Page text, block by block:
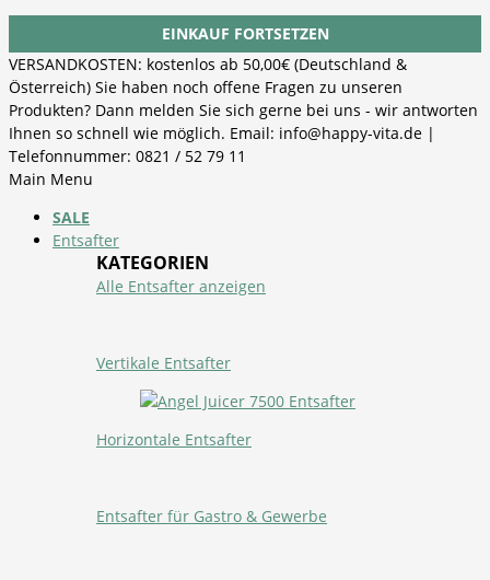
EINKAUF FORTSETZEN
VERSANDKOSTEN: kostenlos ab 50,00€ (Deutschland &
Österreich) Sie haben noch offene Fragen zu unseren
Produkten? Dann melden Sie sich gerne bei uns - wir antworten
Ihnen so schnell wie möglich. Email: info@happy-vita.de |
Telefonnummer: 0821 / 52 79 11
Main Menu
SALE
Entsafter
KATEGORIEN
Alle Entsafter anzeigen
Vertikale Entsafter
Horizontale Entsafter
Entsafter für Gastro & Gewerbe